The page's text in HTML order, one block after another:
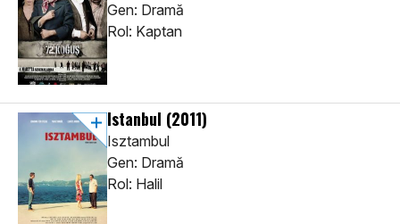
Gen: Dramă
Rol: Kaptan
Istanbul (2011)
Isztambul
Gen: Dramă
Rol: Halil